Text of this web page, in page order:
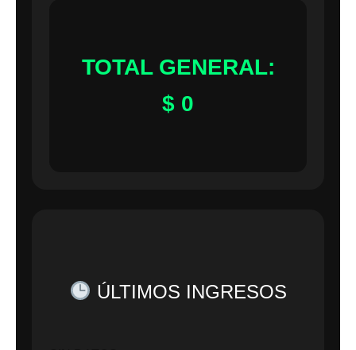
TOTAL GENERAL:
$ 0
ÚLTIMOS INGRESOS